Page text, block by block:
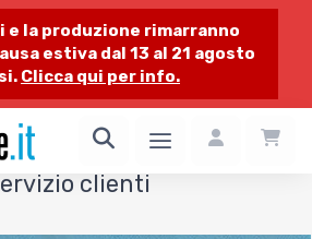
e la produzione rimarranno
estiva dal 13 al 21 agosto
Clicca qui per info.
1 / 1
clienti